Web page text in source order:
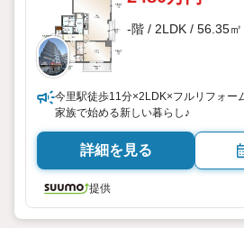
-階 / 2LDK / 56.35㎡（
今里駅徒歩11分×2LDK×フルリフォー
家族で始める新しい暮らし♪
詳細を見る
提供